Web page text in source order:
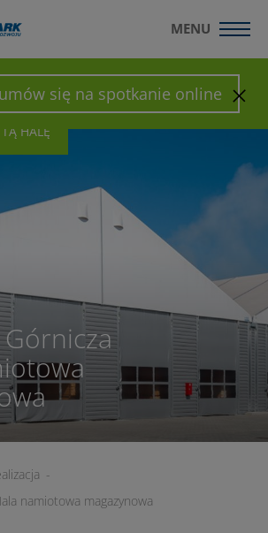
umów się na spotkanie online
MENU
SKONFIGURUJ HALĘ
HALĘ
HALĘ
-
namiotowa magazynowa